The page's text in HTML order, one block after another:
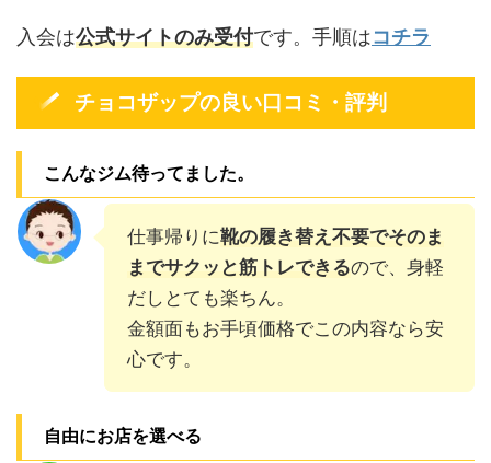
入会は公式サイトのみ受付です。手順はコチラ
チョコザップの良い口コミ・評判
こんなジム待ってました。
仕事帰りに靴の履き替え不要でそのま
までサクッと筋トレできるので、身軽
だしとても楽ちん。
金額面もお手頃価格でこの内容なら安
心です。
自由にお店を選べる